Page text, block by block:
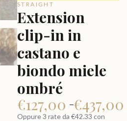
STRAIGHT
Extension
clip-in in
castano e
biondo miele
ombré
127,00
€ – 437,00
€
Oppure 3 rate da €42.33 con